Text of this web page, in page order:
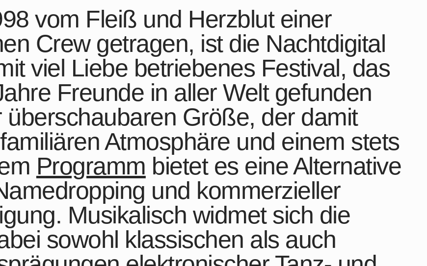
vom Fleiß und Herzblut einer
Crew getragen, ist die Nachtdigital
viel Liebe betriebenes Festival, das
Freunde in aller Welt gefunden
überschaubaren Größe, der damit
Atmosphäre und einem stets
Programm bietet es eine Alternative
und kommerzieller
Musikalisch widmet sich die
sowohl klassischen als auch